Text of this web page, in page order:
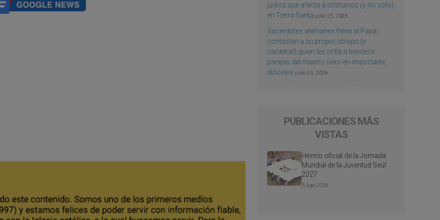
judíos que afecta a cristianos (y no sólo)
en Tierra Santa julio 25, 2026
Sacerdotes alemanes fieles al Papa
contestan a su propio obispo (y
cardenal) quien les orilla a bendecir
parejas del mismo sexo en importante
diócesis julio 25, 2026
PUBLICACIONES MÁS
VISTAS
Himno oficial de la Jornada
Mundial de la Juventud Seúl
2027
3 Ago 2026